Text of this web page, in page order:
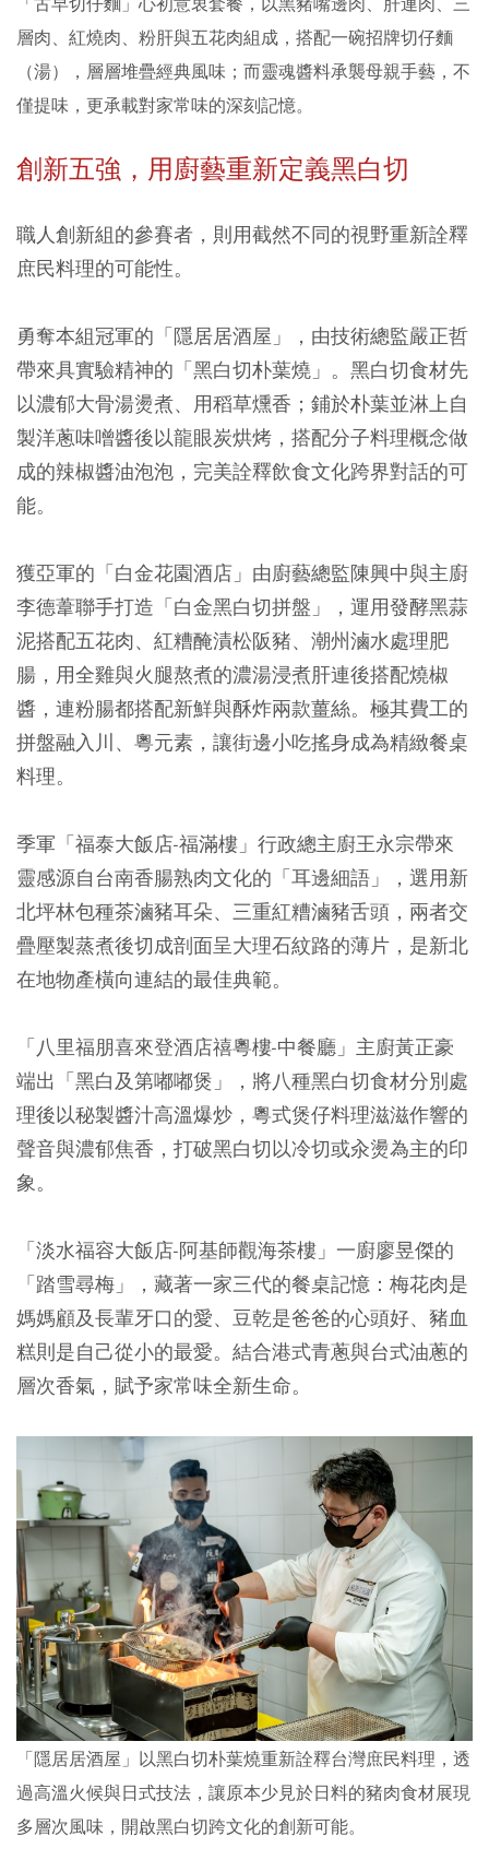
「古早切仔麵」心初意衷套餐，以黑豬嘴邊肉、肝連肉、三
層肉、紅燒肉、粉肝與五花肉組成，搭配一碗招牌切仔麵
（湯），層層堆疊經典風味；而靈魂醬料承襲母親手藝，不
僅提味，更承載對家常味的深刻記憶。
創新五強，用廚藝重新定義黑白切
職人創新組的參賽者，則用截然不同的視野重新詮釋
庶民料理的可能性。
勇奪本組冠軍的「隱居居酒屋」，由技術總監嚴正哲
帶來具實驗精神的「黑白切朴葉燒」。黑白切食材先
以濃郁大骨湯燙煮、用稻草燻香；鋪於朴葉並淋上自
製洋蔥味噌醬後以龍眼炭烘烤，搭配分子料理概念做
成的辣椒醬油泡泡，完美詮釋飲食文化跨界對話的可
能。
獲亞軍的「白金花園酒店」由廚藝總監陳興中與主廚
李德葦聯手打造「白金黑白切拼盤」，運用發酵黑蒜
泥搭配五花肉、紅糟醃漬松阪豬、潮州滷水處理肥
腸，用全雞與火腿熬煮的濃湯浸煮肝連後搭配燒椒
醬，連粉腸都搭配新鮮與酥炸兩款薑絲。極其費工的
拼盤融入川、粵元素，讓街邊小吃搖身成為精緻餐桌
料理。
季軍「福泰大飯店-福滿樓」行政總主廚王永宗帶來
靈感源自台南香腸熟肉文化的「耳邊細語」，選用新
北坪林包種茶滷豬耳朵、三重紅糟滷豬舌頭，兩者交
疊壓製蒸煮後切成剖面呈大理石紋路的薄片，是新北
在地物產橫向連結的最佳典範。
「八里福朋喜來登酒店禧粵樓-中餐廳」主廚黃正豪
端出「黑白及第嘟嘟煲」，將八種黑白切食材分別處
理後以秘製醬汁高溫爆炒，粵式煲仔料理滋滋作響的
聲音與濃郁焦香，打破黑白切以冷切或汆燙為主的印
象。
「淡水福容大飯店-阿基師觀海茶樓」一廚廖昱傑的
「踏雪尋梅」，藏著一家三代的餐桌記憶：梅花肉是
媽媽顧及長輩牙口的愛、豆乾是爸爸的心頭好、豬血
糕則是自己從小的最愛。結合港式青蔥與台式油蔥的
層次香氣，賦予家常味全新生命。
「隱居居酒屋」以黑白切朴葉燒重新詮釋台灣庶民料理，透
過高溫火候與日式技法，讓原本少見於日料的豬肉食材展現
多層次風味，開啟黑白切跨文化的創新可能。